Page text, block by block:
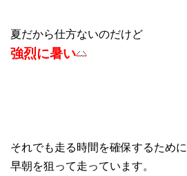
夏だから仕方ないのだけど
強烈に暑い
それでも走る時間を確保するために
早朝を狙って走っています。